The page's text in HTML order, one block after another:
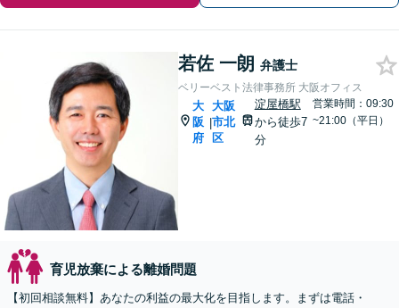
若佐 一朗 弁護士
ベリーベスト法律事務所 大阪オフィス
大
阪
府
|
大阪
市北
区
淀屋橋駅
から徒歩7
分
営業時間：09:30
~21:00（平日）
育児放棄による離婚問題
【初回相談無料】あなたの利益の最大化を目指します。まずは電話・